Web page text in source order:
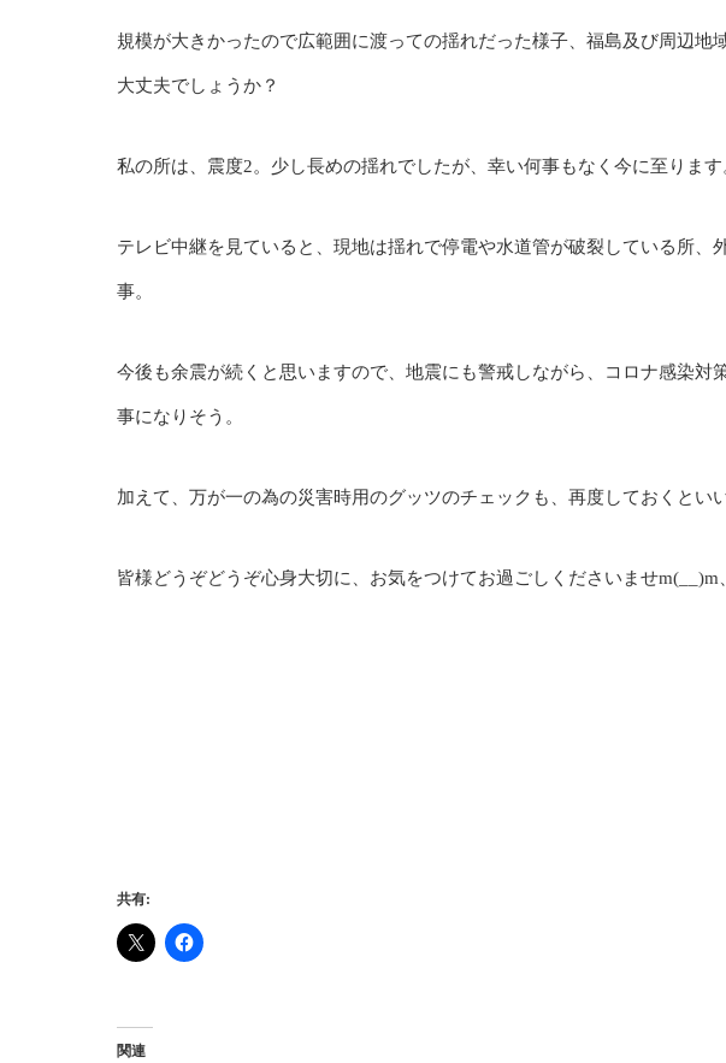
規模が大きかったので広範囲に渡っての揺れだった様子、福島及び周辺地
大丈夫でしょうか？
私の所は、震度2。少し長めの揺れでしたが、幸い何事もなく今に至ります
テレビ中継を見ていると、現地は揺れで停電や水道管が破裂している所、
事。
今後も余震が続くと思いますので、地震にも警戒しながら、コロナ感染対
事になりそう。
加えて、万が一の為の災害時用のグッツのチェックも、再度しておくとい
皆様どうぞどうぞ心身大切に、お気をつけてお過ごしくださいませm(__)m、
共有:
関連